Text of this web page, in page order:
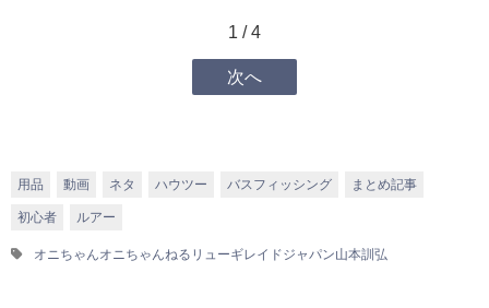
1 / 4
次へ
用品 動画 ネタ ハウツー バスフィッシング まとめ記事
初心者 ルアー
オニちゃんオニちゃんねる リューギレイドジャパン山本訓弘